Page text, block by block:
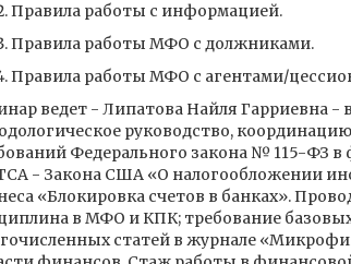
Правила работы с информацией.
Правила работы МФО с должниками.
Правила работы МФО с агентами/
ведет - Липатова Найля Гарриевна
руководство,
Федерального закона № 115-ФЗ
- Закона США «О налогообложении
«Блокировка счетов в банках».
в МФО и КПК; требование
статей в журнале